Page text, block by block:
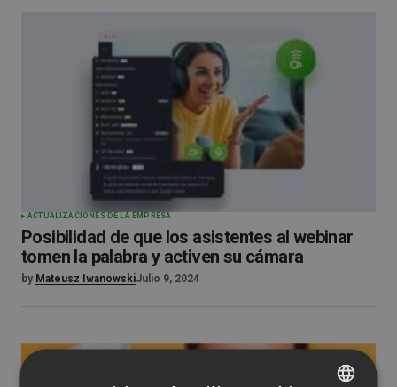
ACTUALIZACIONES DE LA EMPRESA
Posibilidad de que los asistentes al webinar
tomen la palabra y activen su cámara
by Mateusz IwanowskiJulio 9, 2024